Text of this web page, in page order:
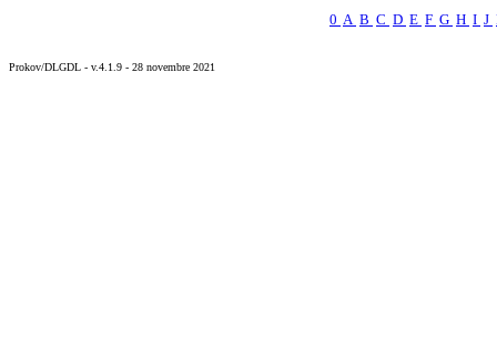
0 A B C D E F G H I J
Prokov/DLGDL - v.4.1.9 - 28 novembre 2021